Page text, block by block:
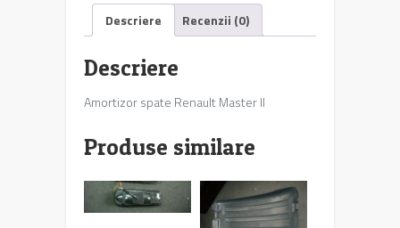
Descriere Recenzii (0)
Descriere
Amortizor spate Renault Master II
Produse similare